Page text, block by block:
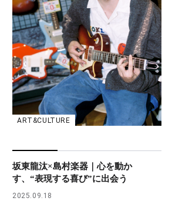
ART&CULTURE
坂東龍汰×島村楽器｜心を動か
す、“表現する喜び”に出会う
2025.09.18